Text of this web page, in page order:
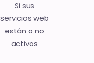
Si sus
servicios web
están o no
activos